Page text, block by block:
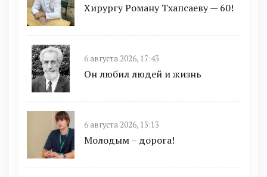
Хирургу Роману Тхапсаеву — 60!
6 августа 2026, 17:43
Он любил людей и жизнь
6 августа 2026, 13:13
Молодым – дорога!